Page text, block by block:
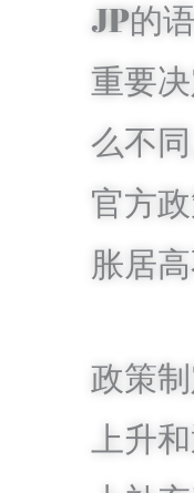
JP的
重要
么不
官方
胀居
政策
上升